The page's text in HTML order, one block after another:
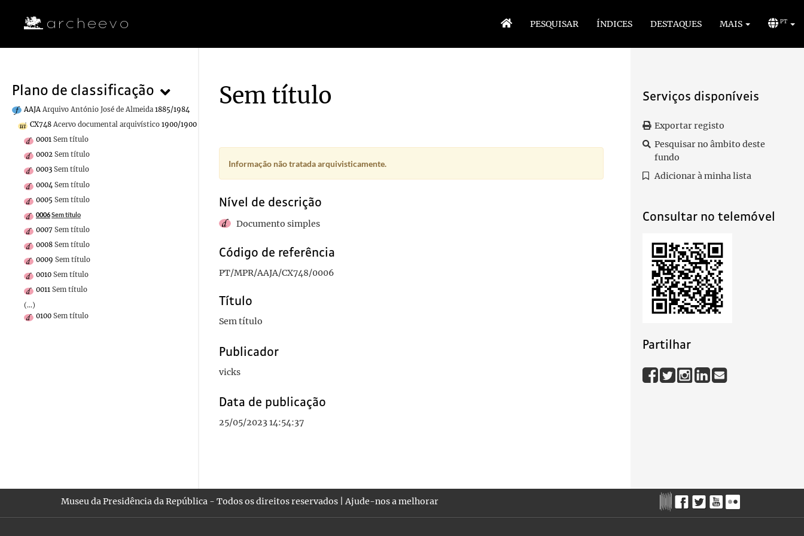
PESQUISAR ÍNDICES DESTAQUES MAIS PT
Plano de classificação
AAJA Arquivo António José de Almeida 1885/1984
CX748 Acervo documental arquivístico 1900/1900
0001 Sem título
0002 Sem título
0003 Sem título
0004 Sem título
0005 Sem título
0006Sem título
0007 Sem título
0008 Sem título
0009 Sem título
0010 Sem título
0011 Sem título
(...)
0100 Sem título
Serviços disponíveis
Exportar registo
Pesquisar no âmbito deste
fundo
Adicionar à minha lista
Consultar no telemóvel
Partilhar
Sem título
Informação não tratada arquivisticamente.
Nível de descrição
Documento simples
Código de referência
PT/MPR/AAJA/CX748/0006
Título
Sem título
Publicador
vicks
Data de publicação
25/05/2023 14:54:37
Museu da Presidência da República - Todos os direitos reservados |Ajude-nos a melhorar